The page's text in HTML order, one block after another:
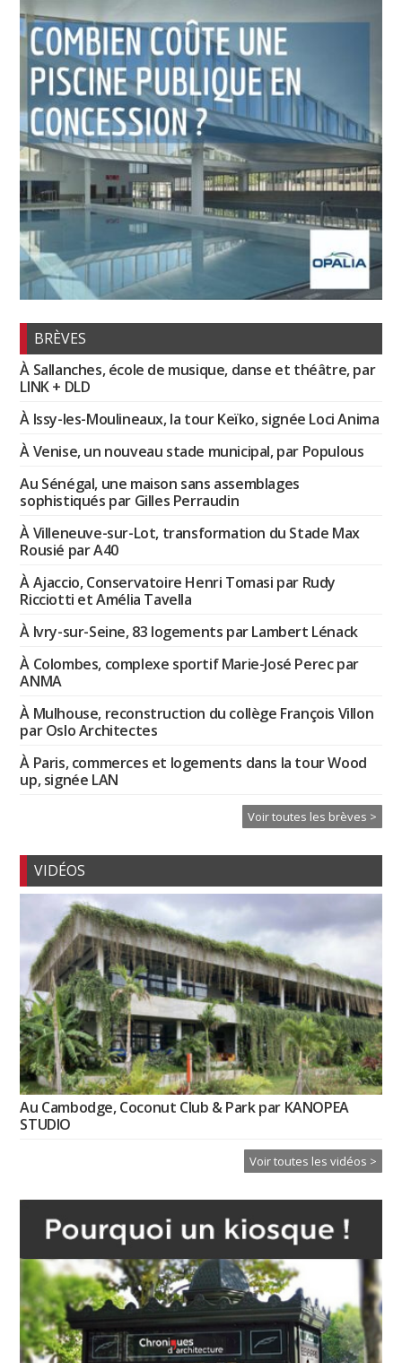
BRÈVES
À Sallanches, école de musique, danse et théâtre, par
LINK + DLD
À Issy-les-Moulineaux, la tour Keïko, signée Loci Anima
À Venise, un nouveau stade municipal, par Populous
Au Sénégal, une maison sans assemblages
sophistiqués par Gilles Perraudin
À Villeneuve-sur-Lot, transformation du Stade Max
Rousié par A40
À Ajaccio, Conservatoire Henri Tomasi par Rudy
Ricciotti et Amélia Tavella
À Ivry-sur-Seine, 83 logements par Lambert Lénack
À Colombes, complexe sportif Marie-José Perec par
ANMA
À Mulhouse, reconstruction du collège François Villon
par Oslo Architectes
À Paris, commerces et logements dans la tour Wood
up, signée LAN
Voir toutes les brèves >
VIDÉOS
Au Cambodge, Coconut Club & Park par KANOPEA
STUDIO
Voir toutes les vidéos >